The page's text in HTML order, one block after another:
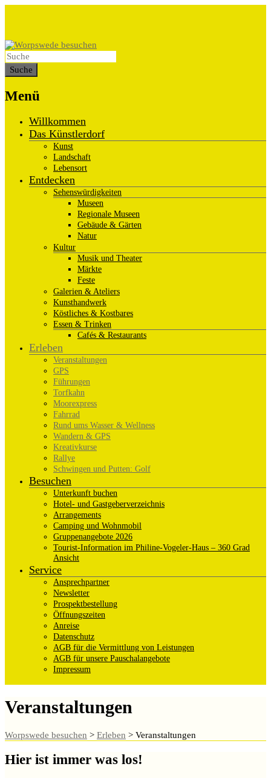
Menü
Willkommen
Das Künstlerdorf
Kunst
Landschaft
Lebensort
Entdecken
Sehenswürdigkeiten
Museen
Regionale Museen
Gebäude & Gärten
Natur
Kultur
Musik und Theater
Märkte
Feste
Galerien & Ateliers
Kunsthandwerk
Köstliches & Kostbares
Essen & Trinken
Cafés & Restaurants
Erleben
Veranstaltungen
GPS
Führungen
Torfkahn
Moorexpress
Fahrrad
Rund ums Wasser & Wellness
Wandern & GPS
Kreativkurse
Rallye
Schwingen und Putten: Golf
Besuchen
Unterkunft buchen
Hotel- und Gastgeberverzeichnis
Arrangements
Camping und Wohnmobil
Gruppenangebote 2026
Tourist-Information im Philine-Vogeler-Haus – 360 Grad
Ansicht
Service
Ansprechpartner
Newsletter
Prospektbestellung
Öffnungszeiten
Anreise
Datenschutz
AGB für die Vermittlung von Leistungen
AGB für unsere Pauschalangebote
Impressum
Veranstaltungen
Worpswede besuchen > Erleben > Veranstaltungen
Hier ist immer was los!